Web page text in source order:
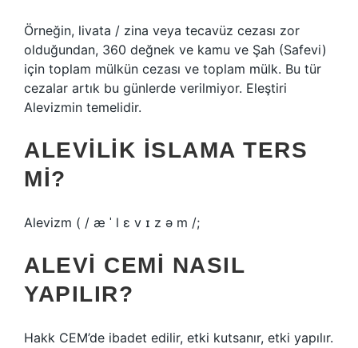
Örneğin, livata / zina veya tecavüz cezası zor
olduğundan, 360 değnek ve kamu ve Şah (Safevi)
için toplam mülkün cezası ve toplam mülk. Bu tür
cezalar artık bu günlerde verilmiyor. Eleştiri
Alevizmin temelidir.
ALEVILIK İSLAMA TERS
MI?
Alevizm ( / æ ˈ l ɛ v ɪ z ə m /;
ALEVI CEMI NASIL
YAPILIR?
Hakk CEM’de ibadet edilir, etki kutsanır, etki yapılır.